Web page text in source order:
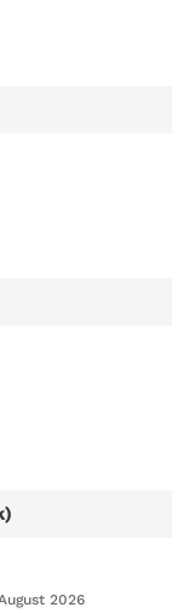
2026